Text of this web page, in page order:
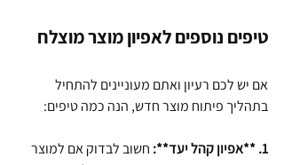
טיפים נוספים לאפיון מוצר מוצלח
אם יש לכם רעיון ואתם מעוניינים להתחיל
בתהליך פיתוח מוצר חדש, הנה כמה טיפים:
1. **אפיון קהל יעד**:
חשוב לבדוק אם למוצר